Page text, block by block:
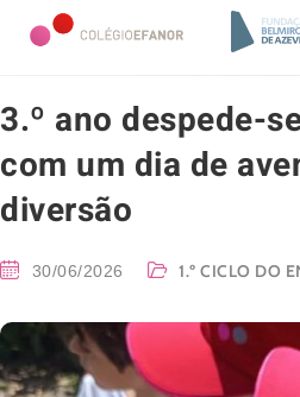
3.º ano despede-
com um dia de
diversão
30/06/2026 1.º CICLO DO